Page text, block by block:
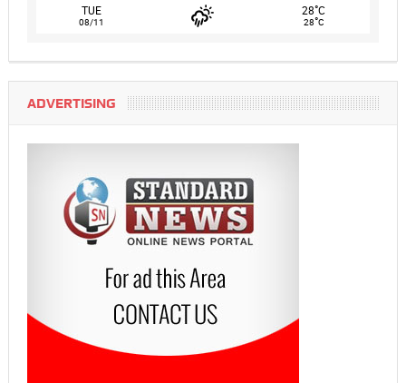
TUE
08/11
28°C
28°C
ADVERTISING